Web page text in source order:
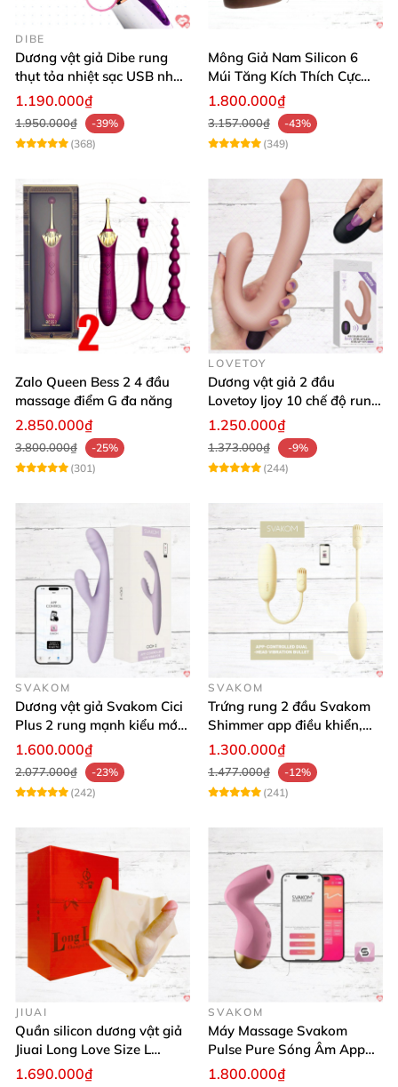
DIBE
Dương vật giả Dibe rung
thụt tỏa nhiệt sạc USB nhập
khẩu giá tốt
1.190.000₫
1.950.000₫
-39%
(368)
Mông Giả Nam Silicon 6
Múi Tăng Kích Thích Cực
Mạnh
1.800.000₫
3.157.000₫
-43%
(349)
Zalo Queen Bess 2 4 đầu
massage điểm G đa năng
2.850.000₫
3.800.000₫
-25%
(301)
LOVETOY
Dương vật giả 2 đầu
Lovetoy Ijoy 10 chế độ rung
sạc tiện lợi mua ngay
1.250.000₫
1.373.000₫
-9%
(244)
SVAKOM
Dương vật giả Svakom Cici
Plus 2 rung mạnh kiểu mới
điều khiển qua App kích
1.600.000₫
2.077.000₫
-23%
(242)
SVAKOM
Trứng rung 2 đầu Svakom
Shimmer app điều khiển,
siêu kích thích
1.300.000₫
1.477.000₫
-12%
(241)
JIUAI
Quần silicon dương vật giả
Jiuai Long Love Size L
thăng hoa
1.690.000₫
SVAKOM
Máy Massage Svakom
Pulse Pure Sóng Âm App
Điều Khiển Hiện Đại
1.800.000₫